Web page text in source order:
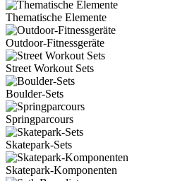
Thematische Elemente
Outdoor-Fitnessgeräte
Street Workout Sets
Boulder-Sets
Springparcours
Skatepark-Sets
Skatepark-Komponenten